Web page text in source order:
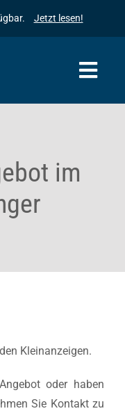
Jetzt lesen!
im
Kleinanzeigen.
oder haben
Sie Kontakt zu